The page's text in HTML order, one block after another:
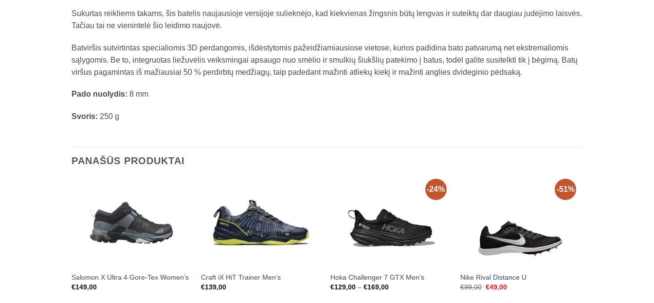
Sukurtas reikliems takams, šis batelis naujausioje versijoje sulieknėjo, kad kiekvienas žingsnis būtų lengvas ir suteiktų dar daugiau judėjimo laisvės.
Tačiau tai ne vienintelė šio leidimo naujovė.
Batviršis sutvirtintas specialiomis 3D perdangomis, išdėstytomis pažeidžiamiausiose vietose, kurios padidina bato patvarumą net ekstremaliomis
sąlygomis. Be to, integruotas liežuvėlis veiksmingai apsaugo nuo smėlio ir smulkių šiukšlių patekimo į batus, todėl galite susitelkti tik į bėgimą. Batų
viršus pagamintas iš mažiausiai 50 % perdirbtų medžiagų, taip padedant mažinti atliekų kiekį ir mažinti anglies dvideginio pėdsaką.
Pado nuolydis: 8 mm
Svoris: 250 g
PANAŠŪS PRODUKTAI
Salomon X Ultra 4 Gore-Tex Women’s
€149,00
Craft iX HiT Trainer Men’s
€139,00
-24%
Hoka Challenger 7 GTX Men’s
€129,00 – €169,00Price
-51%
Nike Rival Distance U
€99,00 Original
€49,00Current